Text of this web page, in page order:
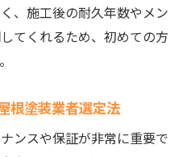
、施工後の耐久年数やメン
てくれるため、初めての方
根塗装業者選定法
ンスや保証が非常に重要で